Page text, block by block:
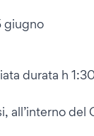
giugno
durata h
all’interno